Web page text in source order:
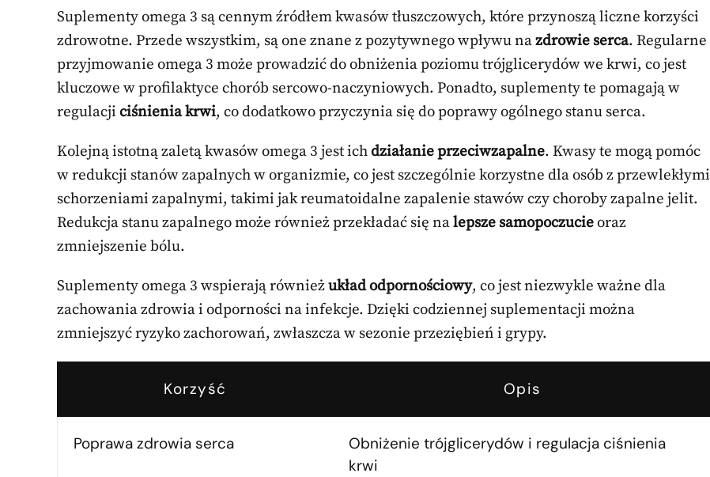
Suplementy omega 3 są cennym źródłem kwasów tłuszczowych, które przynoszą liczne korzyści
zdrowotne. Przede wszystkim, są one znane z pozytywnego wpływu nazdrowie serca. Regularne
przyjmowanie omega 3 może prowadzić do obniżenia poziomu trójglicerydów we krwi, co jest
kluczowe w profilaktyce chorób sercowo-naczyniowych. Ponadto, suplementy te pomagają w
regulacji ciśnienia krwi, co dodatkowo przyczynia się do poprawy ogólnego stanu serca.
Kolejną istotną zaletą kwasów omega 3 jest ichdziałanie przeciwzapalne. Kwasy te mogą pomóc
w redukcji stanów zapalnych w organizmie, co jest szczególnie korzystne dla osób z przewlekłymi
schorzeniami zapalnymi, takimi jak reumatoidalne zapalenie stawów czy choroby zapalne jelit.
Redukcja stanu zapalnego może również przekładać się nalepsze samopoczucieoraz
zmniejszenie bólu.
Suplementy omega 3 wspierają równieżukład odpornościowy, co jest niezwykle ważne dla
zachowania zdrowia i odporności na infekcje. Dzięki codziennej suplementacji można
zmniejszyć ryzyko zachorowań, zwłaszcza w sezonie przeziębień i grypy.
Korzyść Opis
Poprawa zdrowia serca
Obniżenie trójglicerydów i regulacja ciśnienia
krwi